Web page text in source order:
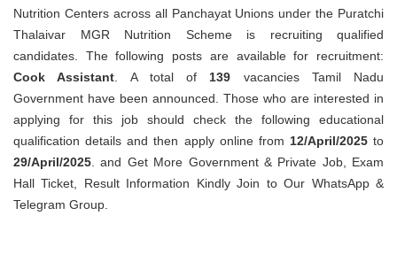
Nutrition Centers across all Panchayat Unions under the Puratchi
Thalaivar MGR Nutrition Scheme is recruiting qualified
candidates. The following posts are available for recruitment:
Cook Assistant . A total of 139 vacancies Tamil Nadu
Government have been announced. Those who are interested in
applying for this job should check the following educational
qualification details and then apply online from 12/April/2025to
29/April/2025 . and Get More Government & Private Job, Exam
Hall Ticket, Result Information Kindly Join to Our WhatsApp &
Telegram Group.